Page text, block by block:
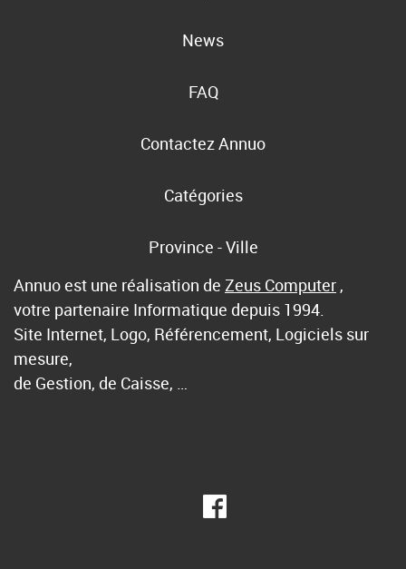
News
FAQ
Contactez Annuo
Catégories
Province - Ville
Annuo est une réalisation de Zeus Computer ,
votre partenaire Informatique depuis 1994.
Site Internet, Logo, Référencement, Logiciels sur
mesure,
de Gestion, de Caisse, …